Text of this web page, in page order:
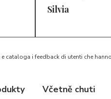
S*
Silvia
cataloga i feedback di utenti che
Včetně chuti